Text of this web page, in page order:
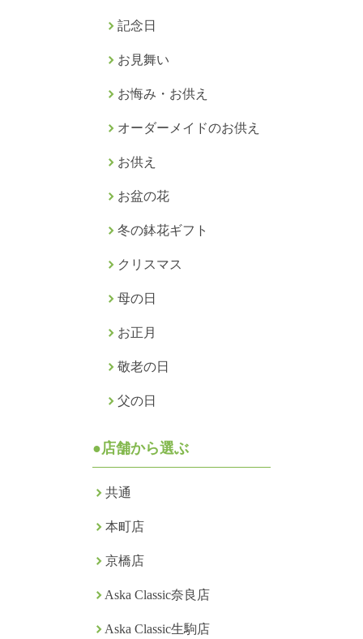
記念日
お見舞い
お悔み・お供え
オーダーメイドのお供え
お供え
お盆の花
冬の鉢花ギフト
クリスマス
母の日
お正月
敬老の日
父の日
●店舗から選ぶ
共通
本町店
京橋店
Aska Classic奈良店
Aska Classic生駒店